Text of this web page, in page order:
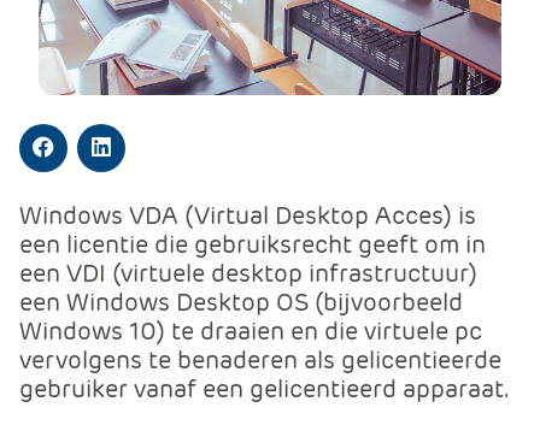
m
e
r
c
r
a
r
FacebookLinkedIn
Windows VDA (Virtual Desktop Acces) is
een licentie die gebruiksrecht geeft om in
een VDI (virtuele desktop infrastructuur)
een Windows Desktop OS (bijvoorbeeld
Windows 10) te draaien en die virtuele pc
vervolgens te benaderen als gelicentieerde
gebruiker vanaf een gelicentieerd apparaat.